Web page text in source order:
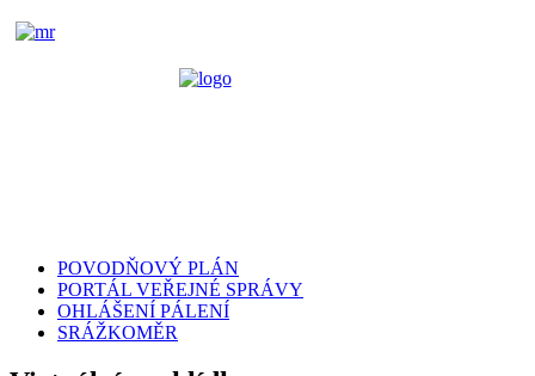
POVODŇOVÝ PLÁN
PORTÁL VEŘEJNÉ SPRÁVY
OHLÁŠENÍ PÁLENÍ
SRÁŽKOMĚR